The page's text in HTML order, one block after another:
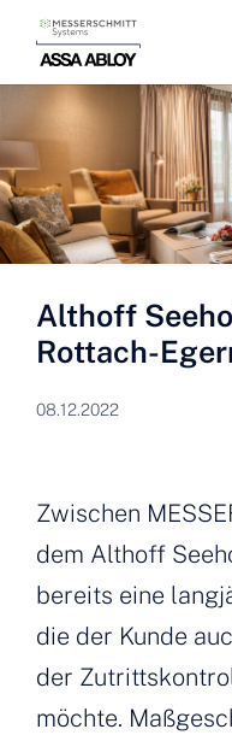
Skip to main content
Althoff
Rottach-
08.12.2022
Zwischen
dem Althoff
bereits eine
die der Kunde
der
möchte.